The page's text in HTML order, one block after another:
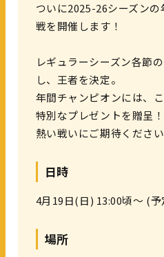
ついに2025-26シーズン
戦を開催します！
レギュラーシーズン各節
し、王者を決定。
年間チャンピオンには、
特別なプレゼントを贈呈！
熱い戦いにご期待ください
日時
4月19日(日) 13:00頃～ (予
場所